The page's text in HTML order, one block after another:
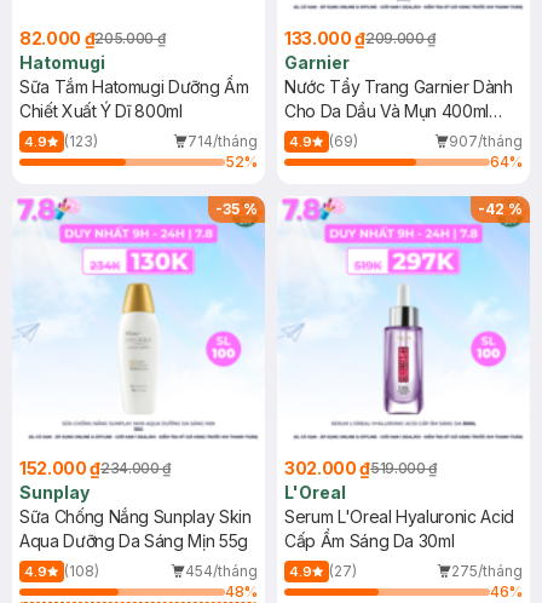
82.000 ₫205.000 ₫
Hatomugi
Sữa Tắm Hatomugi Dưỡng Ẩm
Chiết Xuất Ý Dĩ 800ml
4.9 (123)
714/tháng
52%
133.000 ₫209.000 ₫
Garnier
Nước Tẩy Trang Garnier Dành
Cho Da Dầu Và Mụn 400ml
(Mới)
4.9 (69)
907/tháng
64%
-35%
152.000 ₫234.000 ₫
Sunplay
Sữa Chống Nắng Sunplay Skin
Aqua Dưỡng Da Sáng Mịn 55g
4.9 (108)
454/tháng
48%
-42%
302.000 ₫519.000 ₫
L'Oreal
Serum L'Oreal Hyaluronic Acid
Cấp Ẩm Sáng Da 30ml
4.9 (27)
275/tháng
46%